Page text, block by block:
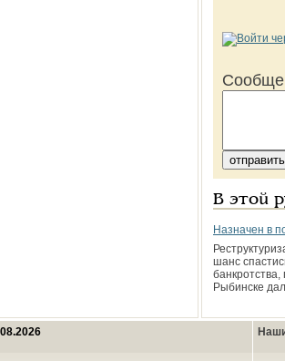
В этой
Назначен в
шанс
банкротства,
Рыбинске